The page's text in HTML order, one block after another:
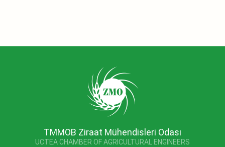
TMMOB Ziraat Mühendisleri Odası
UCTEA CHAMBER OF AGRICULTURAL ENGINEERS